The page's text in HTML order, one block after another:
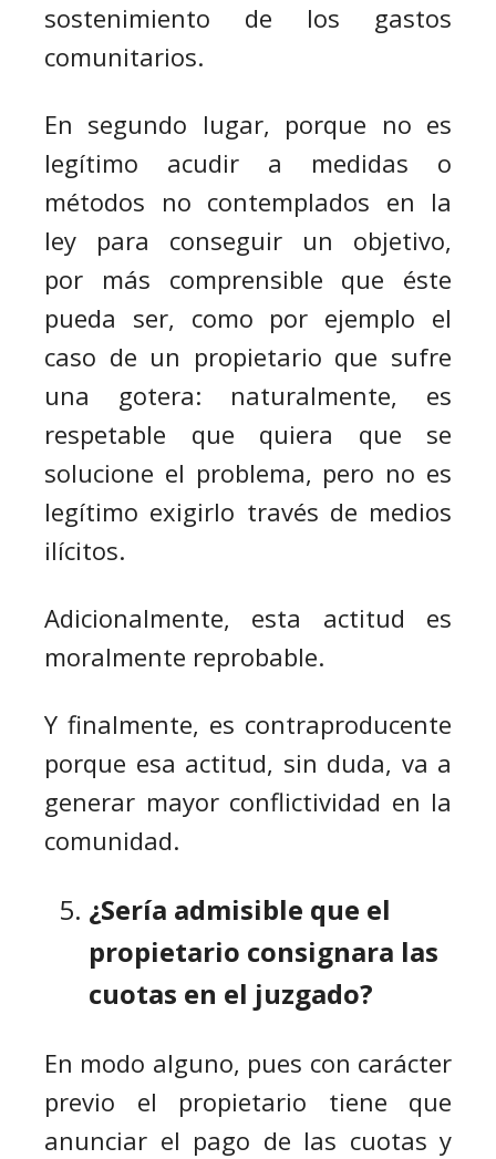
sostenimiento de los gastos
comunitarios.
En segundo lugar, porque no es
legítimo acudir a medidas o
métodos no contemplados en la
ley para conseguir un objetivo,
por
más
comprensible que éste
pueda ser, como por ejemplo el
caso de un propietario que sufre
una gotera: naturalmente, es
respetable que quiera que se
solucione el problema, pero no es
legítimo exigirlo través de medios
ilícitos.
Adicionalmente, esta actitud es
moralmente reprobable.
Y finalmente, es contraproducente
porque esa actitud, sin duda, va a
generar mayor conflictividad en la
comunidad.
¿Sería admisible que el
propietario consignara las
cuotas en el juzgado?
En modo alguno, pues con carácter
previo el propietario tiene que
anunciar el pago de las cuotas y